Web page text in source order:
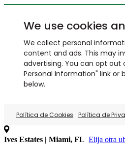
We use cookies
We collect personal
content and ads. This may
advertising. You can opt out
Personal Information" link or
below.
Política de Cookies Política de
Ives Estates | Miami, FL Elija otra